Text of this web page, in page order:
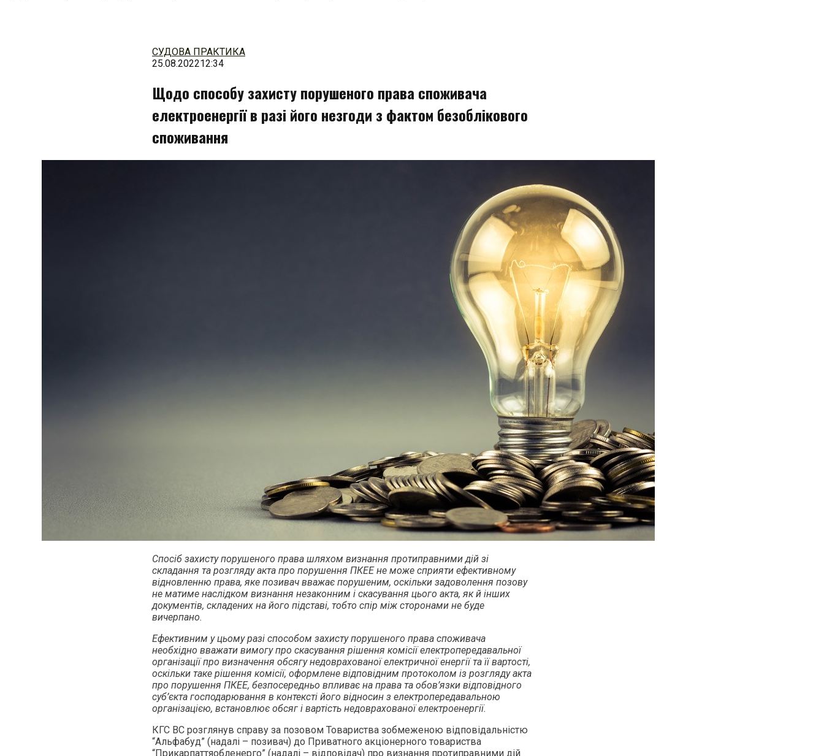
СУДОВА ПРАКТИКА
25.08.202212:34
Щодо способу захисту порушеного права споживача
електроенергії в разі його незгоди з фактом безоблікового
споживання
Спосіб захисту порушеного права шляхом визнання протиправними дій зі
складання та розгляду акта про порушення ПКЕЕ не може сприяти ефективному
відновленню права, яке позивач вважає порушеним, оскільки задоволення позову
не матиме наслідком визнання незаконним і скасування цього акта, як й інших
документів, складених на його підставі, тобто спір між сторонами не буде
вичерпано.
Ефективним у цьому разі способом захисту порушеного права споживача
необхідно вважати вимогу про скасування рішення комісії електропередавальної
організації про визначення обсягу недоврахованої електричної енергії та її вартості,
оскільки таке рішення комісії, оформлене відповідним протоколом із розгляду акта
про порушення ПКЕЕ, безпосередньо впливає на права та обов’язки відповідного
суб’єкта господарювання в контексті його відносин з електропередавальною
організацією, встановлює обсяг і вартість недоврахованої електроенергії.
КГС ВС розглянув справу за позовом Товариства зобмеженою відповідальністю
“Альфабуд” (надалі – позивач) до Приватного акціонерного товариства
“Прикарпаттяобленерго” (надалі – відповідач) про визнання протиправними дій